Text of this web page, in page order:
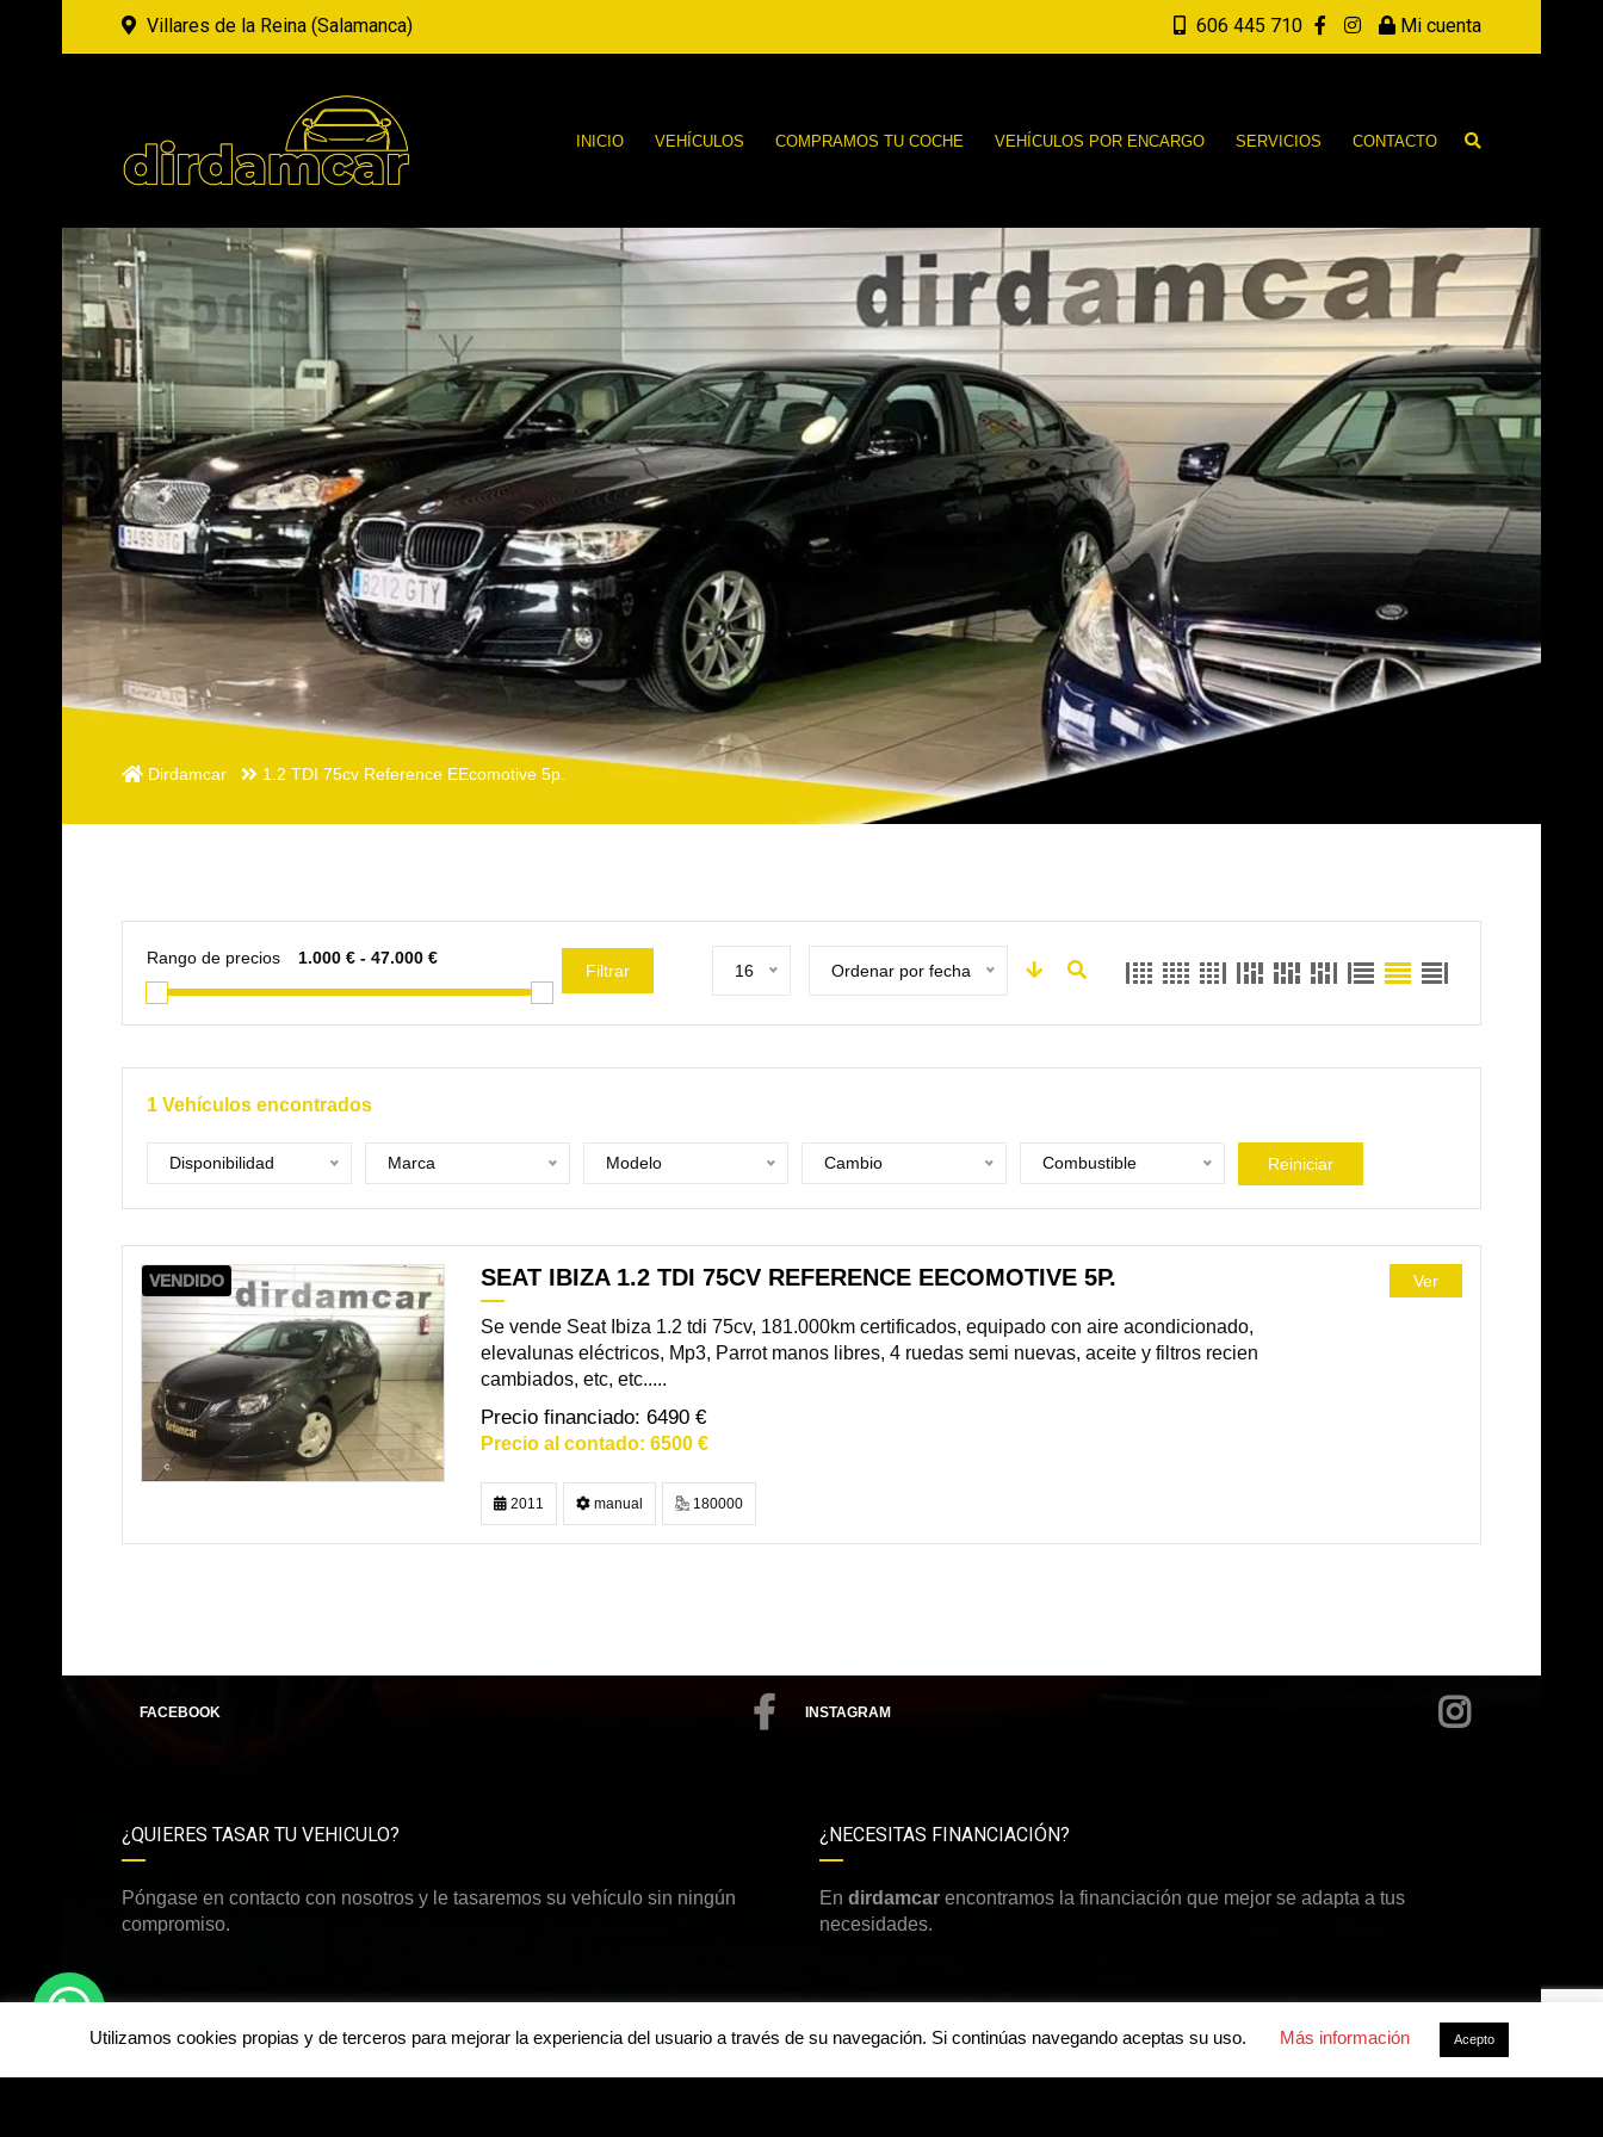
Villares de la Reina (Salamanca) 606 445 710 Mi cuenta
INICIO VEHÍCULOS COMPRAMOS TU COCHE VEHÍCULOS POR ENCARGO SERVICIOS CONTACTO
Dirdamcar 1.2 TDI 75cv Reference EEcomotive 5p.
Rango de precios
Filtrar 16 Ordenar por fecha
1 Vehículos encontrados
Disponibilidad Marca Modelo Cambio Combustible Reiniciar
VENDIDO SEAT IBIZA 1.2 TDI 75CV REFERENCE EECOMOTIVE 5P.
Se vende Seat Ibiza 1.2 tdi 75cv, 181.000km certificados, equipado con aire acondicionado,
elevalunas eléctricos, Mp3, Parrot manos libres, 4 ruedas semi nuevas, aceite y filtros recien
cambiados, etc, etc.....
6490 €
6500 €
Ver
2011 manual 180000
FACEBOOK INSTAGRAM
¿QUIERES TASAR TU VEHICULO?
Póngase en contacto con nosotros y le tasaremos su vehículo sin ningún
compromiso.
¿NECESITAS FINANCIACIÓN?
En dirdamcar encontramos la financiación que mejor se adapta a tus
necesidades.
Utilizamos cookies propias y de terceros para mejorar la experiencia del usuario a través de su navegación. Si continúas navegando aceptas su uso. Más información Acepto